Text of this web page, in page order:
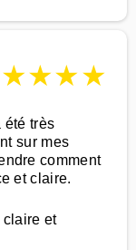
★★★★
été très
sur mes
comment
et claire.
claire et